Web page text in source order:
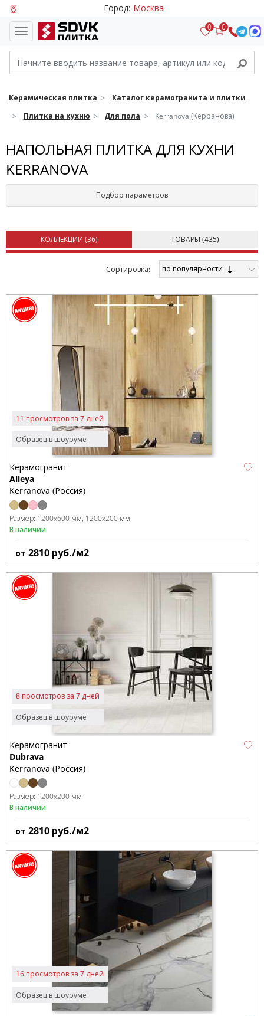
Город: Москва
0 0
Керамическая плитка
Каталог керамогранита и плитки
Плитка на кухню
Для пола Kerranova (Керранова)
НАПОЛЬНАЯ ПЛИТКА ДЛЯ КУХНИ
KERRANOVA
Подбор параметров
КОЛЛЕКЦИИ (36) ТОВАРЫ (435)
Cортировка: по популярности
Образец в шоуруме
11 просмотров за 7 дней
Керамогранит
Alleya
Kerranova (Россия)
Размер: 1200x600 мм 1200x200 мм
В наличии
от 2810 руб./м2
Образец в шоуруме
8 просмотров за 7 дней
Керамогранит
Dubrava
Kerranova (Россия)
Размер: 1200x200 мм
В наличии
от 2810 руб./м2
Образец в шоуруме
16 просмотров за 7 дней